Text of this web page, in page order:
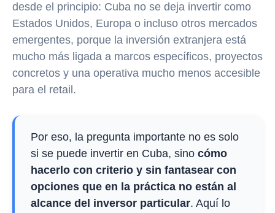
desde el principio: Cuba no se deja invertir como
Estados Unidos, Europa o incluso otros mercados
emergentes, porque la inversión extranjera está
mucho más ligada a marcos específicos, proyectos
concretos y una operativa mucho menos accesible
para el retail.
Por eso, la pregunta importante no es solo
si se puede invertir en Cuba, sino cómo
hacerlo con criterio y sin fantasear con
opciones que en la práctica no están al
alcance del inversor particular. Aquí lo